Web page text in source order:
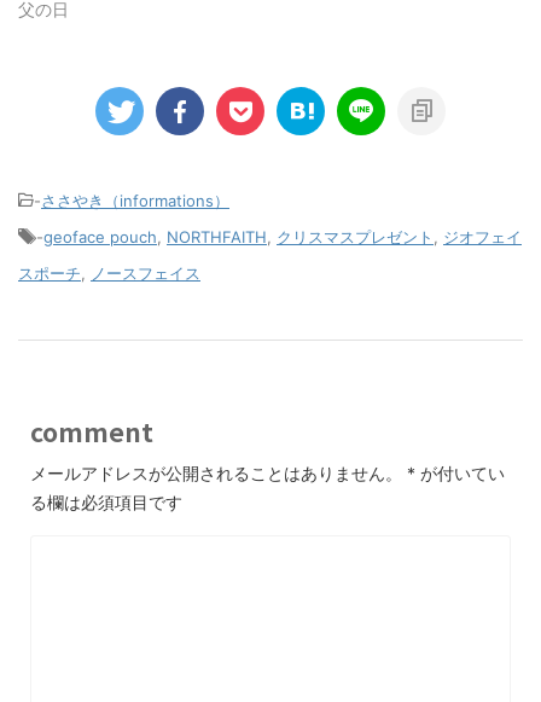
父の日
-ささやき（informations）
-geoface pouch NORTHFAITH クリスマスプレゼント
ジオフェイ
スポーチ
ノースフェイス
comment
メールアドレスが公開されることはありません。 * が付いてい
る欄は必須項目です